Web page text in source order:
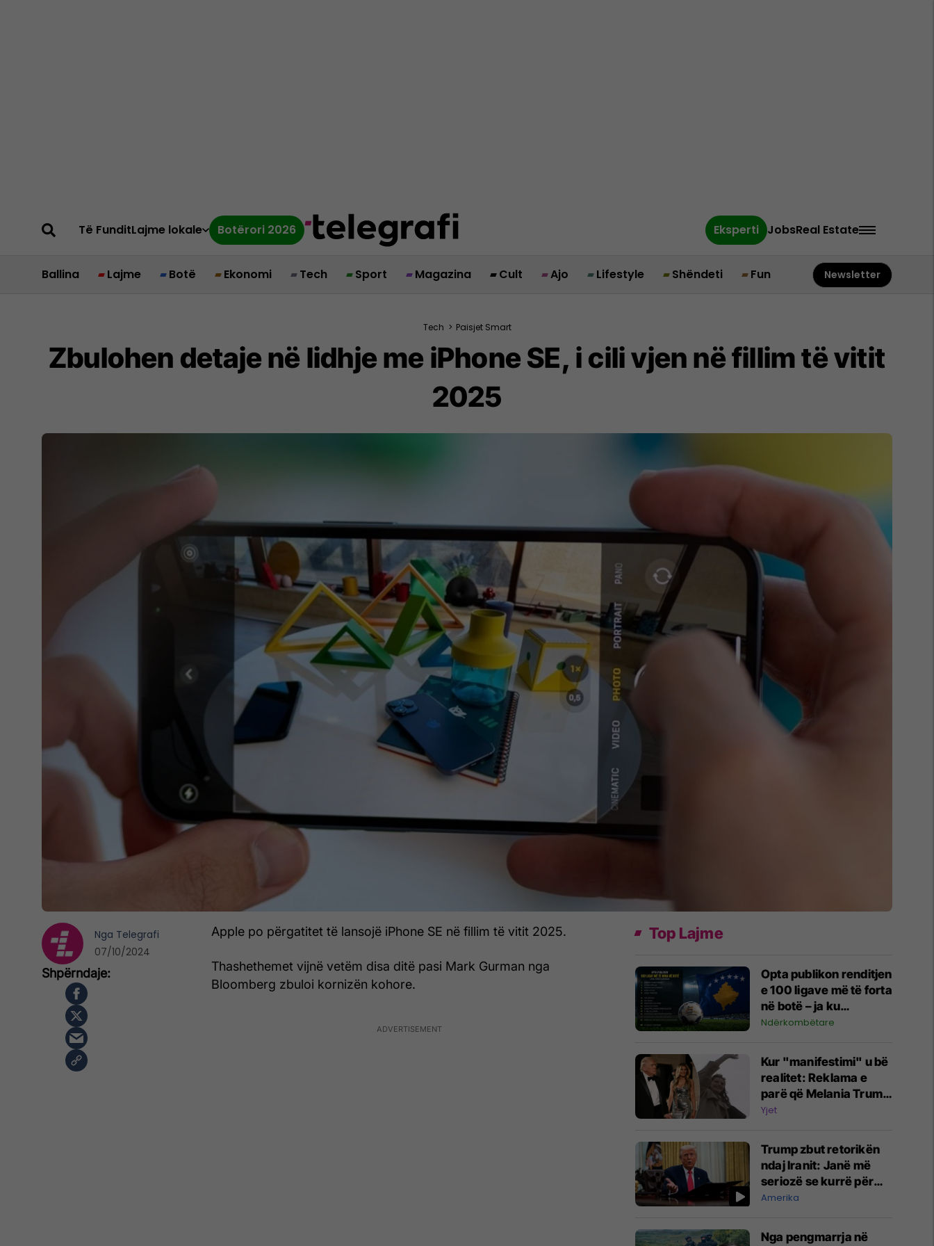
Të FunditLajme lokale Botërori 2026 Eksperti JobsReal Estate
Ballina Lajme Botë Ekonomi Tech Sport Magazina Cult Ajo Lifestyle Shëndeti Fun Newsletter
Tech > Paisjet Smart
Zbulohen detaje në lidhje me iPhone SE, i cili vjen në fillim të vitit
2025
Apple po përgatitet të lansojë iPhone SE në fillim të vitit 2025.
Thashethemet vijnë vetëm disa ditë pasi Mark Gurman nga
Bloomberg zbuloi kornizën kohore.
Nga Telegrafi
07/10/2024
Top Lajme
Opta publikon renditjen
e 100 ligave më të forta
në botë – ja ku
pozicionohet Kosova
Ndërkombëtare
Kur "manifestimi" u bë
realitet: Reklama e
parë që Melania Trump
realizoi në vitin 1993 e
Parë e ShBA-së
Yjet
Trump zbut retorikën
ndaj Iranit: Janë më
seriozë se kurrë për
negociatat
Amerika
Nga pengmarrja në